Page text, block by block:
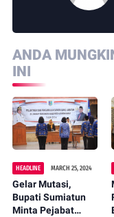
ANDA
INI
HEADLINE MARCH 25, 2024
Gelar Mutasi,
Bupati Sumiatun
Minta Pejabat